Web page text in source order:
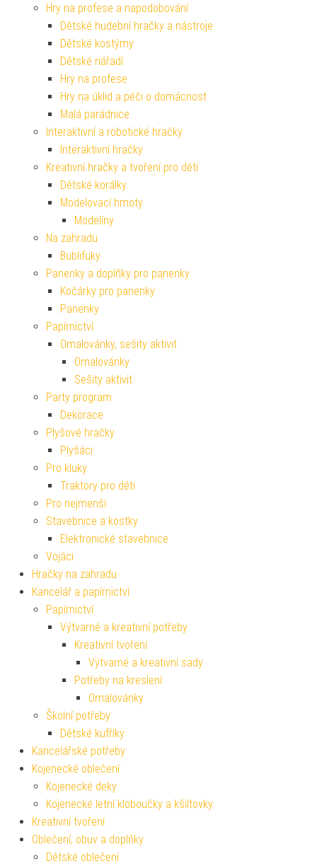
Hry na profese a napodobování
Dětské hudební hračky a nástroje
Dětské kostýmy
Dětské nářadí
Hry na profese
Hry na úklid a péči o domácnost
Malá parádnice
Interaktivní a robotické hračky
Interaktivní hračky
Kreativní hračky a tvoření pro děti
Dětské korálky
Modelovací hmoty
Modelíny
Na zahradu
Bublifuky
Panenky a doplňky pro panenky
Kočárky pro panenky
Panenky
Papírnictví
Omalovánky, sešity aktivit
Omalovánky
Sešity aktivit
Party program
Dekorace
Plyšové hračky
Plyšáci
Pro kluky
Traktory pro děti
Pro nejmenší
Stavebnice a kostky
Elektronické stavebnice
Vojáci
Hračky na zahradu
Kancelář a papírnictví
Papírnictví
Výtvarné a kreativní potřeby
Kreativní tvoření
Výtvarné a kreativní sady
Potřeby na kreslení
Omalovánky
Školní potřeby
Dětské kufříky
Kancelářské potřeby
Kojenecké oblečení
Kojenecké deky
Kojenecké letní kloboučky a kšiltovky
Kreativní tvoření
Oblečení, obuv a doplňky
Dětské oblečení